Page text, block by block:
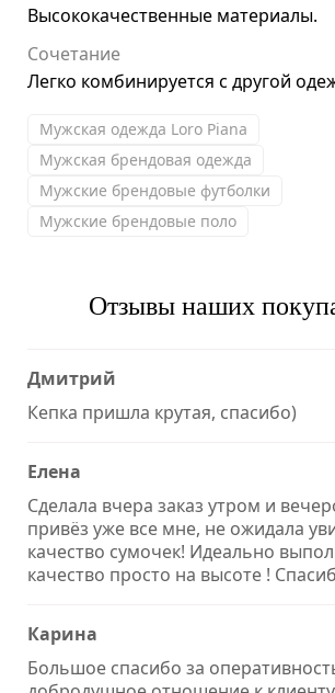
Высококачественные материалы.
Сочетание
Легко комбинируется с другой
Мужская одежда Loro Piana
Мужская брендовая одежда
Мужские брендовые футболки
Мужские брендовые поло
Отзывы наших
Дмитрий
Кепка пришла крутая, спасибо)
Елена
Сделала вчера заказ утром и
привёз уже все мне, не ожидала
качество сумочек! Идеально
качество просто на высоте !
Карина
Большое спасибо за